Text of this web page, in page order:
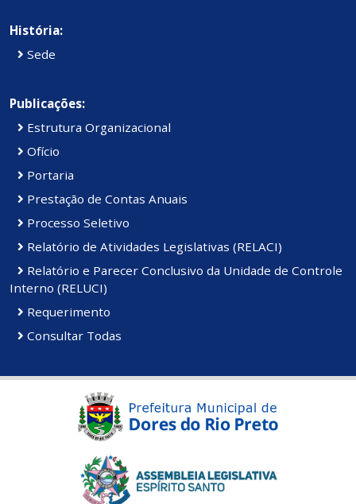
História:
Sede
Publicações:
Estrutura Organizacional
Ofício
Portaria
Prestação de Contas Anuais
Processo Seletivo
Relatório de Atividades Legislativas (RELACI)
Relatório e Parecer Conclusivo da Unidade de Controle
Interno (RELUCI)
Requerimento
Consultar Todas